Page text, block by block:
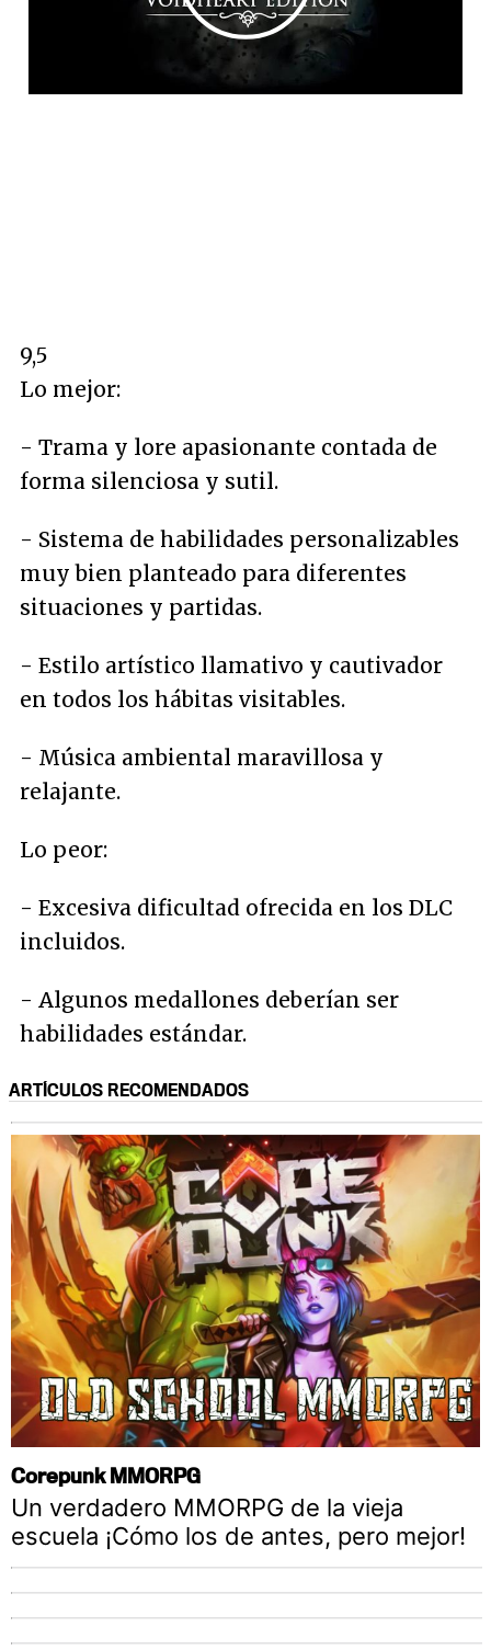
9,5
Lo mejor:
- Trama y lore apasionante contada de
forma silenciosa y sutil.
- Sistema de habilidades personalizables
muy bien planteado para diferentes
situaciones y partidas.
- Estilo artístico llamativo y cautivador
en todos los hábitas visitables.
- Música ambiental maravillosa y
relajante.
Lo peor:
- Excesiva dificultad ofrecida en los DLC
incluidos.
- Algunos medallones deberían ser
habilidades estándar.
ARTÍCULOS RECOMENDADOS
Corepunk MMORPG
Un verdadero MMORPG de la vieja
escuela ¡Cómo los de antes, pero mejor!